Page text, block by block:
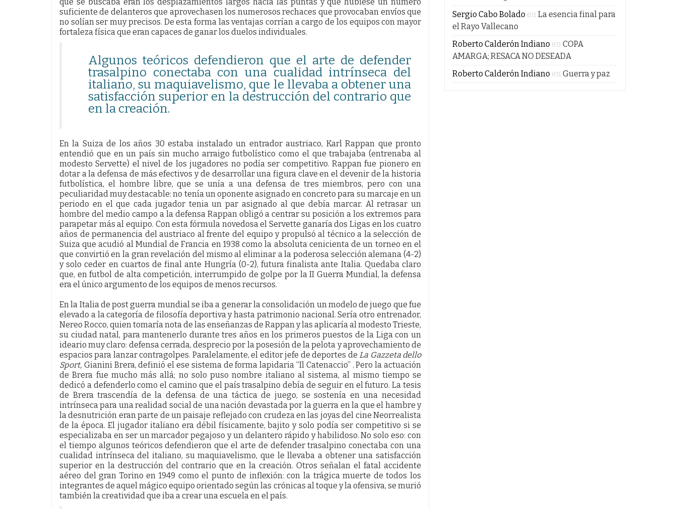
que se buscaba eran los desplazamientos largos hacia las puntas y que hubiese un número
suficiente de delanteros que aprovechasen los numerosos rechaces que provocaban envíos que
no solían ser muy precisos. De esta forma las ventajas corrían a cargo de los equipos con mayor
fortaleza física que eran capaces de ganar los duelos individuales.
Algunos teóricos defendieron que el arte de defender
trasalpino conectaba con una cualidad intrínseca del
italiano, su maquiavelismo, que le llevaba a obtener una
satisfacción superior en la destrucción del contrario que
en la creación.
En la Suiza de los años 30 estaba instalado un entrador austriaco, Karl Rappan que pronto
entendió que en un país sin mucho arraigo futbolístico como el que trabajaba (entrenaba al
modesto Servette) el nivel de los jugadores no podía ser competitivo. Rappan fue pionero en
dotar a la defensa de más efectivos y de desarrollar una figura clave en el devenir de la historia
futbolística, el hombre libre, que se unía a una defensa de tres miembros, pero con una
peculiaridad muy destacable: no tenía un oponente asignado en concreto para su marcaje en un
periodo en el que cada jugador tenia un par asignado al que debía marcar. Al retrasar un
hombre del medio campo a la defensa Rappan obligó a centrar su posición a los extremos para
parapetar más al equipo. Con esta fórmula novedosa el Servette ganaría dos Ligas en los cuatro
años de permanencia del austriaco al frente del equipo y propulsó al técnico a la selección de
Suiza que acudió al Mundial de Francia en 1938 como la absoluta cenicienta de un torneo en el
que convirtió en la gran revelación del mismo al eliminar a la poderosa selección alemana (4-2)
y solo ceder en cuartos de final ante Hungría (0-2), futura finalista ante Italia. Quedaba claro
que, en futbol de alta competición, interrumpido de golpe por la II Guerra Mundial, la defensa
era el único argumento de los equipos de menos recursos.
En la Italia de post guerra mundial se iba a generar la consolidación un modelo de juego que fue
elevado a la categoría de filosofía deportiva y hasta patrimonio nacional. Sería otro entrenador,
Nereo Rocco, quien tomaría nota de las enseñanzas de Rappan y las aplicaría al modesto Trieste,
su ciudad natal, para mantenerlo durante tres años en los primeros puestos de la Liga con un
ideario muy claro: defensa cerrada, desprecio por la posesión de la pelota y aprovechamiento de
espacios para lanzar contragolpes. Paralelamente, el editor jefe de deportes de La Gazzeta dello
Sport, Gianini Brera, definió el ese sistema de forma lapidaria “Il Catenaccio” . Pero la actuación
de Brera fue mucho más allá; no solo puso nombre italiano al sistema, al mismo tiempo se
dedicó a defenderlo como el camino que el país trasalpino debía de seguir en el futuro. La tesis
de Brera trascendía de la defensa de una táctica de juego, se sostenía en una necesidad
intrínseca para una realidad social de una nación devastada por la guerra en la que el hambre y
la desnutrición eran parte de un paisaje reflejado con crudeza en las joyas del cine Neorrealista
de la época. El jugador italiano era débil físicamente, bajito y solo podía ser competitivo si se
especializaba en ser un marcador pegajoso y un delantero rápido y habilidoso. No solo eso: con
el tiempo algunos teóricos defendieron que el arte de defender trasalpino conectaba con una
cualidad intrínseca del italiano, su maquiavelismo, que le llevaba a obtener una satisfacción
superior en la destrucción del contrario que en la creación. Otros señalan el fatal accidente
aéreo del gran Torino en 1949 como el punto de inflexión: con la trágica muerte de todos los
integrantes de aquel mágico equipo orientado según las crónicas al toque y la ofensiva, se murió
también la creatividad que iba a crear una escuela en el país.
Sergio Cabo Bolado en La esencia final para
el Rayo Vallecano
Roberto Calderón Indiano en COPA
AMARGA; RESACA NO DESEADA
Roberto Calderón Indiano en Guerra y paz